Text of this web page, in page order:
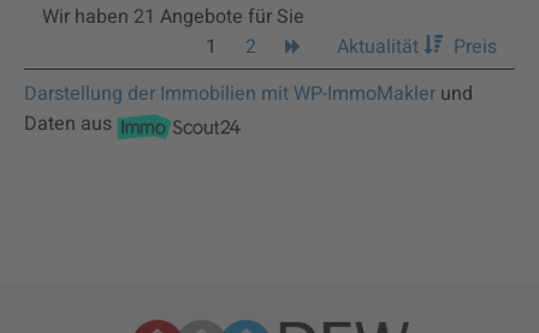
Wir haben 21 Angebote für Sie
1
2 Aktualität
Preis
Darstellung der Immobilien mit WP-ImmoMakler und
Daten aus